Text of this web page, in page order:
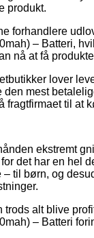
produkt.
forhandlere
– Batteri,
nå at få
lover
den mest
fragtfirmaet til at
ekstremt
for det har en hel
– til børn, og
trods alt blive
– Batteri